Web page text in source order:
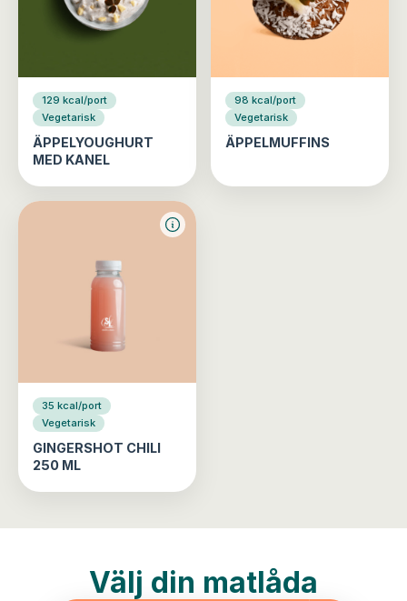
129 kcal/port
Vegetarisk
ÄPPELYOUGHURT
MED KANEL
98 kcal/port
Vegetarisk
ÄPPELMUFFINS
35 kcal/port
Vegetarisk
GINGERSHOT CHILI
250 ML
Välj din matlåda